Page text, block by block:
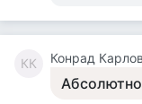
КК Конрад